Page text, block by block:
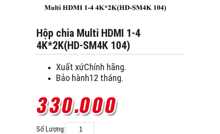
Hộp chia Multi HDMI 1-4
4K*2K(HD-SM4K 104)
Xuất xứChính hãng.
Bảo hành12 tháng.
Số Lượng: